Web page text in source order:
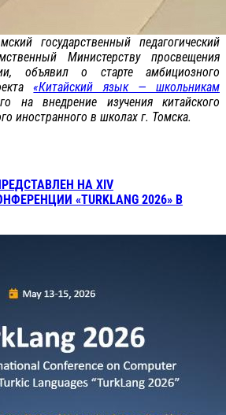
государственный педагогический
Министерству просвещения
объявил о старте амбициозного
«Китайский язык — школьникам
на внедрение изучения китайского
иностранного в школах г. Томска.
НА ХIV
«TURKLANG 2026» В